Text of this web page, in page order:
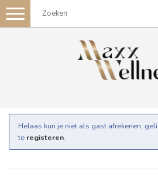
Toggle
navigation
Helaas kun je niet als gast afrekenen,
te registeren.